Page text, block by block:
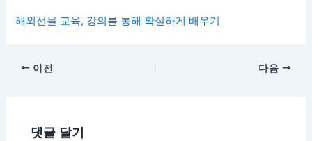
해외선물 교육, 강의를 통해 확실하게 배우기
이전 다음
댓글 달기